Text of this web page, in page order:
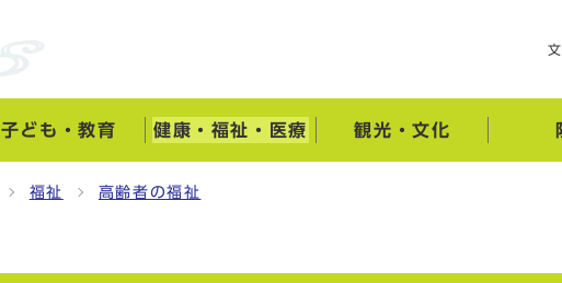
子ども・教育 健康・福祉・医療 観光・文化
福祉 高齢者の福祉